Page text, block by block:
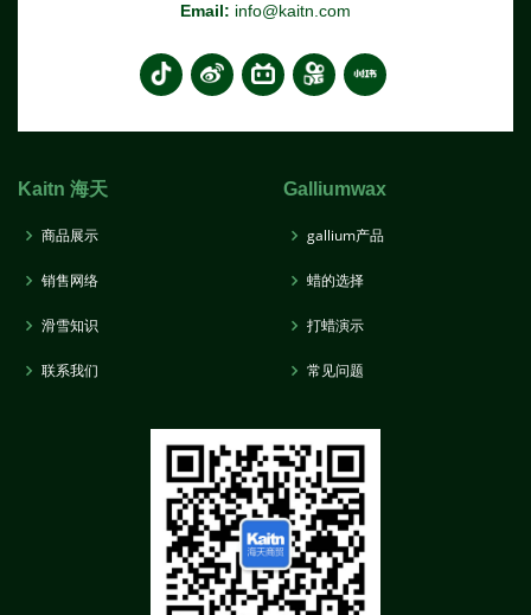
Email: info@kaitn.com
Kaitn 海天
商品展示
销售网络
滑雪知识
联系我们
Galliumwax
gallium产品
蜡的选择
打蜡演示
常见问题